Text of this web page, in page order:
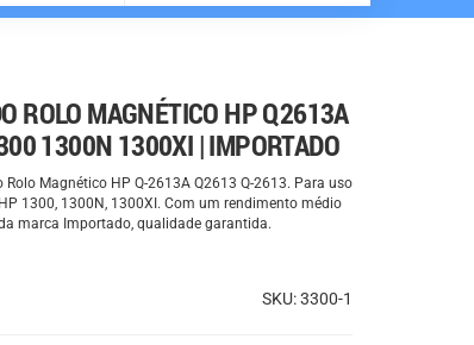
ROLO MAGNÉTICO HP Q2613A
1300N 1300XI | IMPORTADO
Rolo Magnético HP Q-2613A Q2613 Q-2613. Para uso
1300, 1300N, 1300XI. Com um rendimento médio
marca Importado, qualidade garantida.
SKU: 3300-1